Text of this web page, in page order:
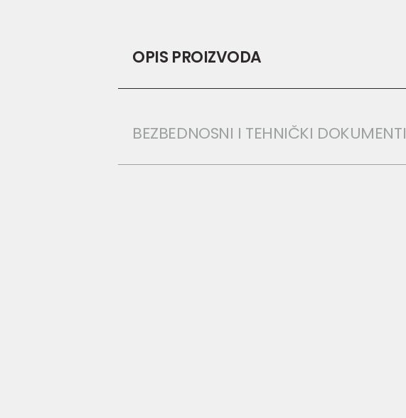
OPIS PROIZVODA
BEZBEDNOSNI I TEHNIČKI DOKUMENTI